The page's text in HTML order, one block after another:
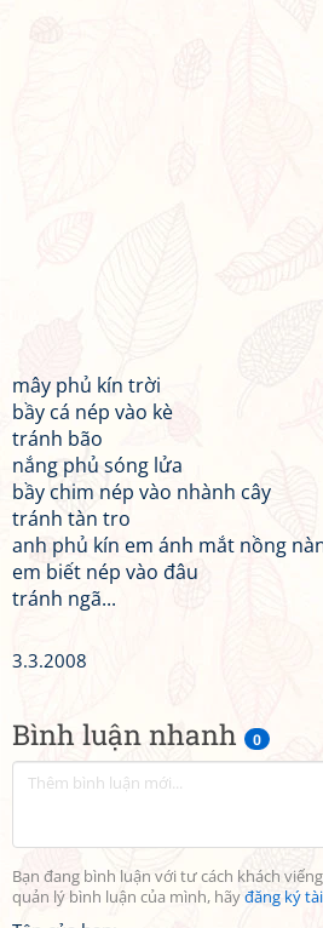
Bình luận nhanh 0
Bạn đang bình luận với tư cách khách
quản lý bình luận của mình, hãyđăng ký
mây phủ kín trời
bầy cá nép vào kè
tránh bão
nắng phủ sóng lửa
bầy chim nép vào nhành cây
tránh tàn tro
anh phủ kín em ánh mắt nồng
em biết nép vào đâu
tránh ngã...
3.3.2008